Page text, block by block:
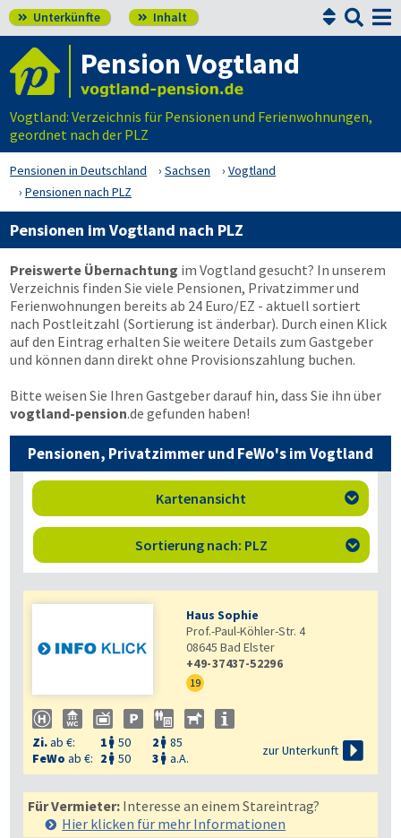
 Unterkünfte  Inhalt 

Pension Vogtland
Vogtland: Verzeichnis für Pensionen und Ferienwohnungen,
geordnet nach der PLZ
Pensionen in Deutschland Sachsen
Vogtland
Pensionen nach PLZ
Pensionen im Vogtland nach PLZ
Preiswerte Übernachtung im Vogtland gesucht? In unserem
Verzeichnis finden Sie viele Pensionen, Privatzimmer und
Ferienwohnungen bereits ab 24 Euro/EZ - aktuell sortiert
nach Postleitzahl (Sortierung ist änderbar). Durch einen Klick
auf den Eintrag erhalten Sie weitere Details zum Gastgeber
und können dann direkt ohne Provisionszahlung buchen.
Bitte weisen Sie Ihren Gastgeber darauf hin, dass Sie ihn über
vogtland-pension.de gefunden haben!
Pensionen, Privatzimmer und FeWo's im Vogtland
Kartenansicht 
Sortierung nach: PLZ 
Haus Sophie
Prof.-Paul-Köhler-Str. 4
08645 Bad Elster
+49-37437-52296
19
Zi.ab €: 1  50 2  85
FeWo ab €: 2  50 3  a.A.
zur Unterkunft 
Für Vermieter: Interesse an einem Stareintrag?
Hier klicken für mehr Informationen